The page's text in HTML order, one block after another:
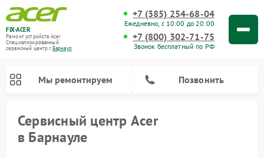
FIX-ACER
Ремонт устройств Acer
Специализированный
cервисный центр г.Барнаул
+7 (385) 254-68-04
Ежедневно, с 10:00 до 20:00
+7 (800) 302-71-75
Звонок бесплатный по РФ
Мы ремонтируем Позвонить
Сервисный центр Acer
в Барнауле